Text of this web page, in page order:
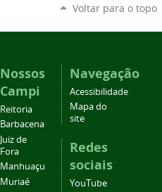
Voltar para o topo
Nossos
Campi
Reitoria
Barbacena
Juiz de
Fora
Manhuaçu
Muriaé
Navegação
Acessibilidade
Mapa do
site
Redes
sociais
YouTube